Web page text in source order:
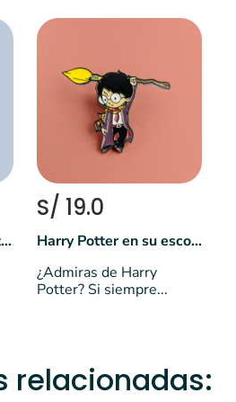
Dobby libre | Harry Potter 🧦
S/ 19.0
Harry Potter en su escoba
¿Admiras de Harry
Potter? Si siempre...
relacionadas: